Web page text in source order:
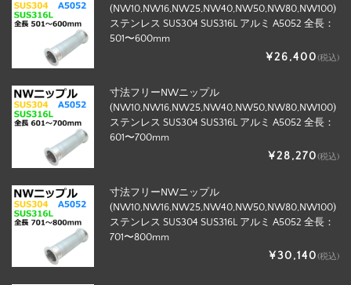
(NW10,NW16,NW25,NW40,NW50,NW80,NW100)
ステンレス SUS304 SUS316L アルミ A5052 全長：
501〜600mm
¥26,400(税込)
寸法フリーNWニップル
(NW10,NW16,NW25,NW40,NW50,NW80,NW100)
ステンレス SUS304 SUS316L アルミ A5052 全長：
601〜700mm
¥28,270(税込)
寸法フリーNWニップル
(NW10,NW16,NW25,NW40,NW50,NW80,NW100)
ステンレス SUS304 SUS316L アルミ A5052 全長：
701〜800mm
¥30,140(税込)